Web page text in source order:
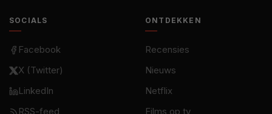
SOCIALS
Facebook
X (Twitter)
LinkedIn
RSS-feed
ONTDEKKEN
Recensies
Nieuws
Netflix
Films op tv